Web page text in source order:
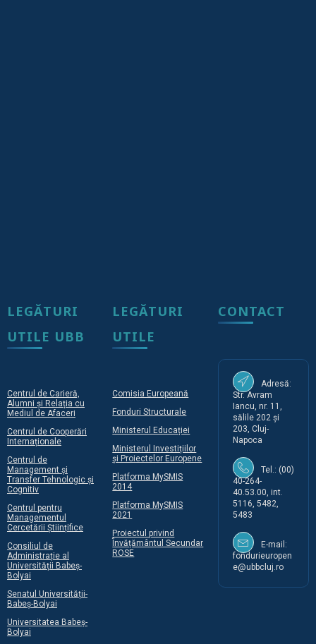
LEGĂTURI
UTILE UBB
Centrul de Carieră,
Alumni și Relația cu
Mediul de Afaceri
Centrul de Cooperări
Internaționale
Centrul de
Management și
Transfer Tehnologic și
Cognitiv
Centrul pentru
Managementul
Cercetării Științifice
Consiliul de
Administrație al
Universității Babeș-
Bolyai
Senatul Universității-
Babeș-Bolyai
Universitatea Babeș-
Bolyai
LEGĂTURI
UTILE
Comisia Europeană
Fonduri Structurale
Ministerul Educației
Ministerul Investițiilor
și Proiectelor Europene
Platforma MySMIS
2014
Platforma MySMIS
2021
Proiectul privind
Învățământul Secundar
ROSE
CONTACT
Adresă:
Str. Avram
Iancu, nr. 11,
sălile 202 și
203, Cluj-
Napoca
Tel.: (00)
40-264-
40.53.00, int.
5116, 5482,
5483
E-mail:
fondurieuropen
e@ubbcluj.ro